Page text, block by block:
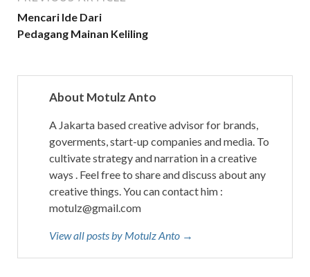
Mencari Ide Dari
Pedagang Mainan Keliling
About Motulz Anto
A Jakarta based creative advisor for brands,
goverments, start-up companies and media. To
cultivate strategy and narration in a creative
ways . Feel free to share and discuss about any
creative things. You can contact him :
motulz@gmail.com
View all posts by Motulz Anto →